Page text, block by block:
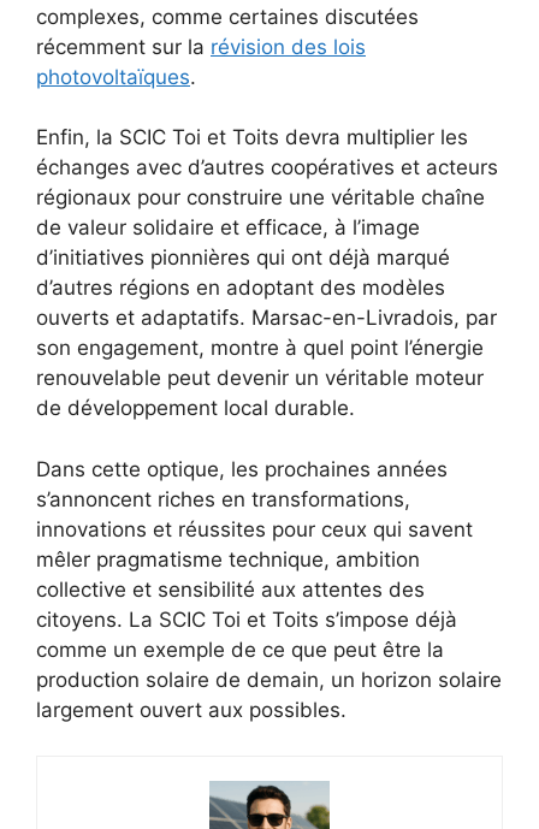
complexes, comme certaines discutées
récemment sur la révision des lois
photovoltaïques.
Enfin, la SCIC Toi et Toits devra multiplier les
échanges avec d’autres coopératives et acteurs
régionaux pour construire une véritable chaîne
de valeur solidaire et efficace, à l’image
d’initiatives pionnières qui ont déjà marqué
d’autres régions en adoptant des modèles
ouverts et adaptatifs. Marsac-en-Livradois, par
son engagement, montre à quel point l’énergie
renouvelable peut devenir un véritable moteur
de développement local durable.
Dans cette optique, les prochaines années
s’annoncent riches en transformations,
innovations et réussites pour ceux qui savent
mêler pragmatisme technique, ambition
collective et sensibilité aux attentes des
citoyens. La SCIC Toi et Toits s’impose déjà
comme un exemple de ce que peut être la
production solaire de demain, un horizon solaire
largement ouvert aux possibles.